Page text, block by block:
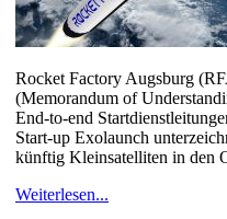
Rocket Factory Augsburg
(Memorandum of
End-to-end
Start-up Exolaunch
künftig Kleinsatelliten in den
Weiterlesen...